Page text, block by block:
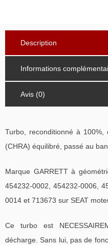
Description
Informations
Avis (0)
Turbo, reconditionné à
(CHRA) équilibré, passé au
Marque GARRETT à
454232-0002, 454232-0006,
0014 et 713673 sur SEAT
Ce turbo est
décharge. Sans lui, pas de